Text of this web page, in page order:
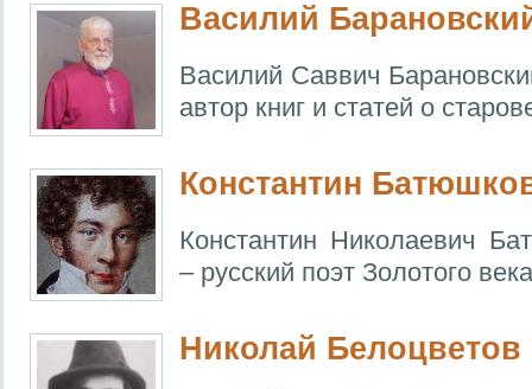
Василий
Василий Саввич
автор книг и статей о
Константин
Константин Николаевич
– русский поэт Золотого
Николай Белоцветов